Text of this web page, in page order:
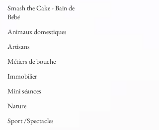
Smash the Cake - Bain de
Bébé
Animaux domestiques
Artisans
Métiers de bouche
Immobilier
Mini séances
Nature
Sport /Spectacles